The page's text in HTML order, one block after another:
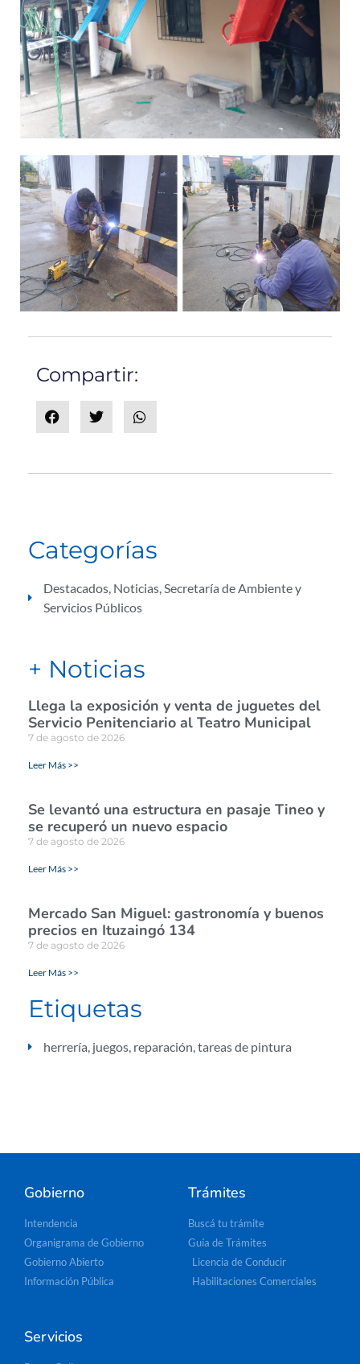
Compartir:
Categorías
Destacados, Noticias,Secretaría de Ambiente y
Servicios Públicos
+ Noticias
Llega la exposición y venta de juguetes del
Servicio Penitenciario al Teatro Municipal
7 de agosto de 2026
Leer Más >>
Se levantó una estructura en pasaje Tineo y
se recuperó un nuevo espacio
7 de agosto de 2026
Leer Más >>
Mercado San Miguel: gastronomía y buenos
precios en Ituzaingó 134
7 de agosto de 2026
Leer Más >>
Etiquetas
herrería, juegos, reparación,tareas de pintura
Gobierno
Intendencia
Organigrama de Gobierno
Gobierno Abierto
Información Pública
Trámites
Buscá tu trámite
Guía de Trámites
Licencia de Conducir
Habilitaciones Comerciales
Servicios